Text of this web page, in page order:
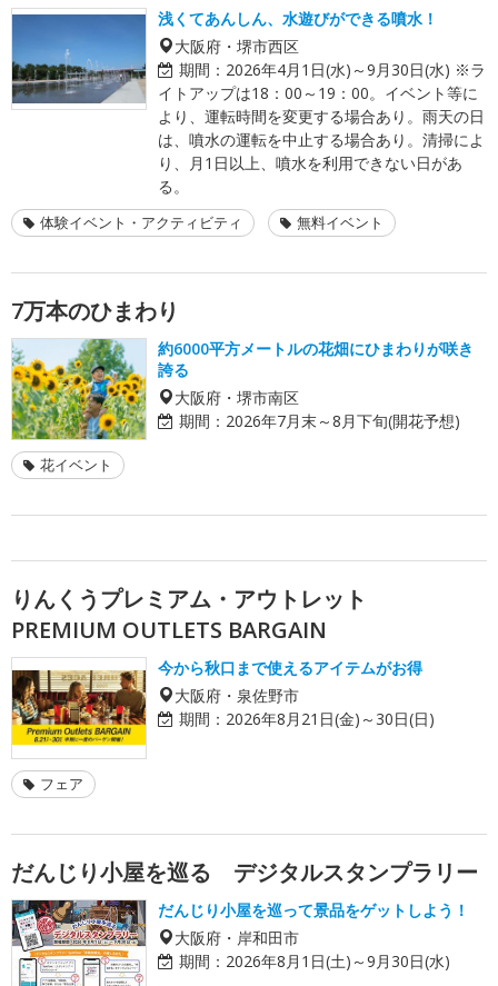
浅くてあんしん、水遊びができる噴水！
大阪府・堺市西区
期間： 2026年4月1日(水)～9月30日(水) ※ラ
イトアップは18：00～19：00。イベント等に
より、運転時間を変更する場合あり。雨天の日
は、噴水の運転を中止する場合あり。清掃によ
り、月1日以上、噴水を利用できない日があ
る。
体験イベント・アクティビティ 無料イベント
7万本のひまわり
約6000平方メートルの花畑にひまわりが咲き
誇る
大阪府・堺市南区
期間： 2026年7月末～8月下旬(開花予想)
花イベント
りんくうプレミアム・アウトレット
PREMIUM OUTLETS BARGAIN
今から秋口まで使えるアイテムがお得
大阪府・泉佐野市
期間： 2026年8月21日(金)～30日(日)
フェア
だんじり小屋を巡る デジタルスタンプラリー
だんじり小屋を巡って景品をゲットしよう！
大阪府・岸和田市
期間： 2026年8月1日(土)～9月30日(水)